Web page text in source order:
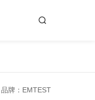
品牌：EMTEST